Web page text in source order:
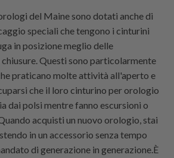
del Maine sono dotati anche di
speciali che tengono i cinturini
in posizione meglio delle
Questi sono particolarmente
praticano molte attività all'aperto e
che il loro cinturino per orologio
dai polsi mentre fanno escursioni o
acquisti un nuovo orologio, stai
in un accessorio senza tempo
di generazione in generazione.È